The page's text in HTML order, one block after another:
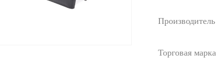
Производитель
Торговая марка